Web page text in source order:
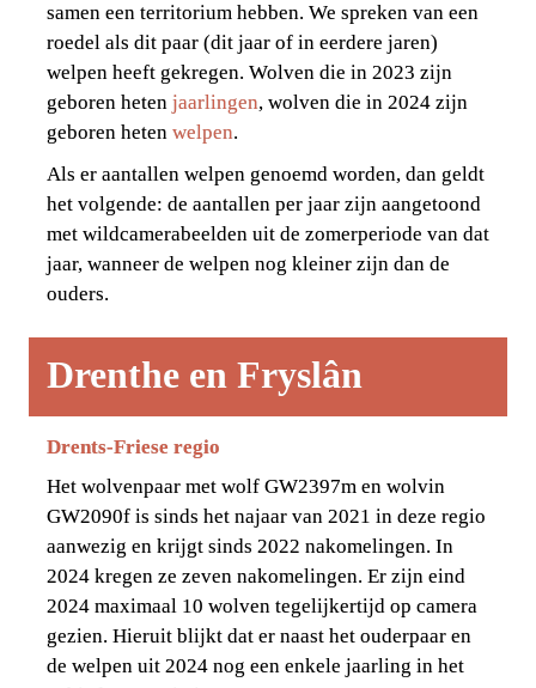
samen een territorium hebben. We spreken van een
roedel als dit paar (dit jaar of in eerdere jaren)
welpen heeft gekregen. Wolven die in 2023 zijn
geboren heten jaarlingen, wolven die in 2024 zijn
geboren heten welpen.
Als er aantallen welpen genoemd worden, dan geldt
het volgende: de aantallen per jaar zijn aangetoond
met wildcamerabeelden uit de zomerperiode van dat
jaar, wanneer de welpen nog kleiner zijn dan de
ouders.
Drenthe en Fryslân
Drents-Friese regio
Het wolvenpaar met wolf GW2397m en wolvin
GW2090f is sinds het najaar van 2021 in deze regio
aanwezig en krijgt sinds 2022 nakomelingen. In
2024 kregen ze zeven nakomelingen. Er zijn eind
2024 maximaal 10 wolven tegelijkertijd op camera
gezien. Hieruit blijkt dat er naast het ouderpaar en
de welpen uit 2024 nog een enkele jaarling in het